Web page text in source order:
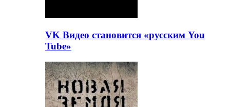
VK Видео становится «русским You
Tube»